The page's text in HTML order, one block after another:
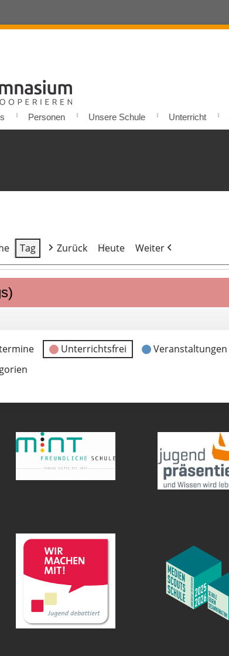
Personen Unsere Schule Unterricht
Tag Zurück Heute Weiter
Unterrichtsfrei
Veranstaltungen